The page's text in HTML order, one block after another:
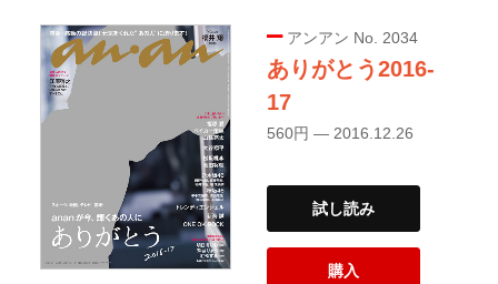
アンアン No. 2034
ありがとう2016-
17
560円 — 2016.12.26
試し読み
購入